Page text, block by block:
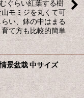
ぐらい紅葉する樹
モミジを丸くて可
い、鉢の中はまる
て方も比較的簡単
景盆栽 中サイズ